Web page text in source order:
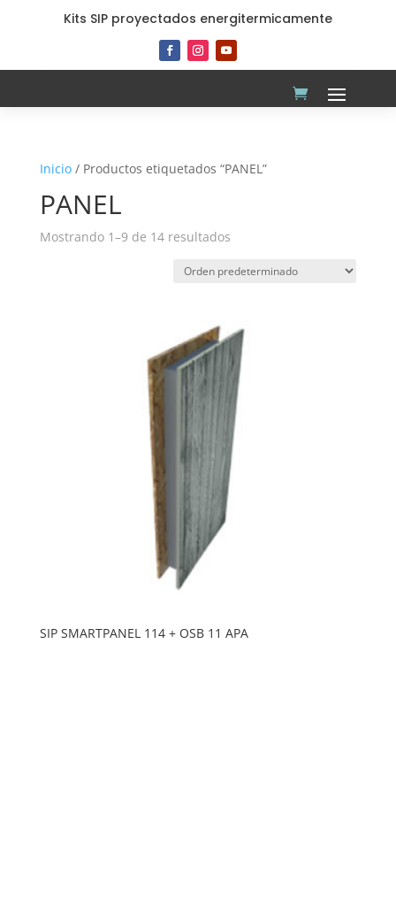
Kits SIP proyectados energitermicamente
Inicio/ Productos etiquetados “PANEL”
PANEL
Mostrando 1–9 de 14 resultados
SIP SMARTPANEL 114 + OSB 11 APA